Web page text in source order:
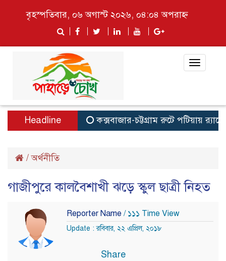
বৃহস্পতিবার, ০৬ অগাস্ট ২০২৬, ০৪:০৪ অপরাহ্ন
Toggle
Headline কক্সবাজার-চট্টগ্রাম রুটে পটিয়ায়
/অর্থনীতি
গাজীপুরে কালবৈশাখী ঝড়ে স্কুল ছাত্রী নিহত
Reporter Name / ১১১ Time View
Update : রবিবার, ২২ এপ্রিল, ২০১৮
Share